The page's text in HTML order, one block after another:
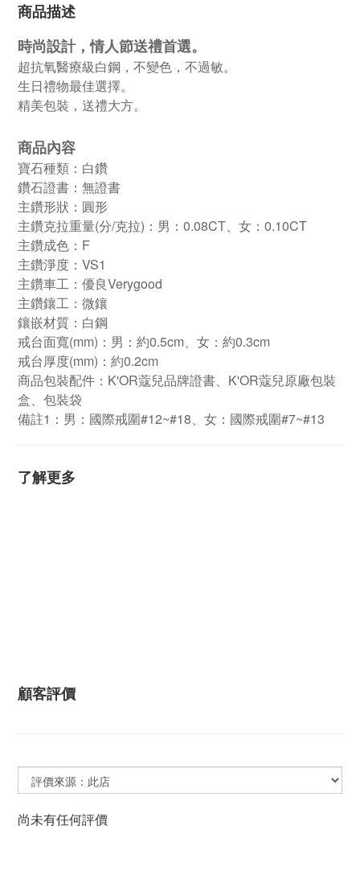
商品描述
時尚設計，情人節送禮首選。
超抗氧醫療級白鋼，不變色，不過敏。
生日禮物最佳選擇。
精美包裝，送禮大方。
商品內容
寶石種類：白鑽
鑽石證書：無證書
主鑽形狀：圓形
主鑽克拉重量(分/克拉)：男：0.08CT、女：0.10CT
主鑽成色：F
主鑽淨度：VS1
主鑽車工：優良Verygood
主鑽鑲工：微鑲
鑲嵌材質：白鋼
戒台面寬(mm)：男：約0.5cm、女：約0.3cm
戒台厚度(mm)：約0.2cm
商品包裝配件：K'OR蔻兒品牌證書、K'OR蔻兒原廠包裝
盒、包裝袋
備註1：男：國際戒圍#12~#18、女：國際戒圍#7~#13
了解更多
顧客評價
尚未有任何評價